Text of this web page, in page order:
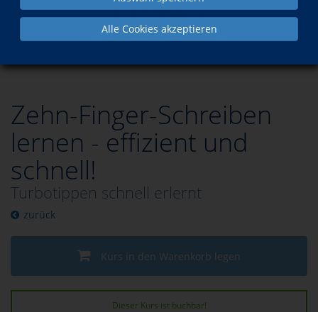
Alle Cookies akzeptieren
Berufliche Bildung
Zehn-Finger-Schreiben
lernen - effizient und
schnell!
Turbotippen schnell erlernt
zurück
Kurs in den Warenkorb legen
Dieser Kurs ist buchbar!